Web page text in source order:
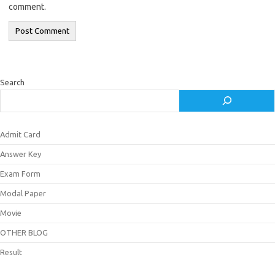
comment.
Search
Admit Card
Answer Key
Exam Form
Modal Paper
Movie
OTHER BLOG
Result